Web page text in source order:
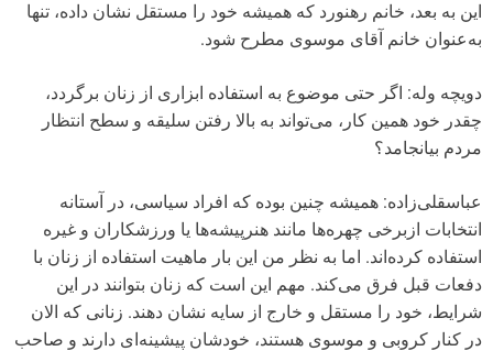
این به بعد، خانم رهنورد که همیشه خود را مستقل نشان داده، تنها
به‌عنوان خانم آقای موسوی مطرح شود.
دویچه وله: اگر حتی موضوع به استفاده ابزاری از زنان برگردد،
چقدر خود همین کار، می‌تواند به بالا رفتن سلیقه و سطح انتظار
مردم بیانجامد؟
عباسقلی‌زاده: همیشه چنین بوده که افراد سیاسی، در آستانه
انتخابات ازبرخی چهره‌ها مانند هنرپیشه‌ها یا ورزشکاران و غیره
استفاده کرده‌‌اند. اما به نظر من این بار ماهیت استفاده از زنان با
دفعات قبل فرق می‌کند. مهم این است که زنان بتوانند در این
شرایط، خود را مستقل و خارج از سایه نشان دهند. زنانی که الان
در کنار کروبی و موسوی هستند، خودشان پیشینه‌ای دارند و صاحب